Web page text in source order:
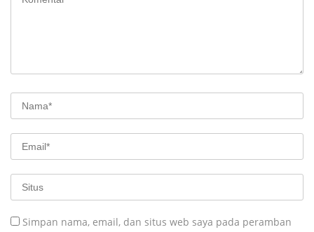
Simpan nama, email, dan situs web saya pada peramban